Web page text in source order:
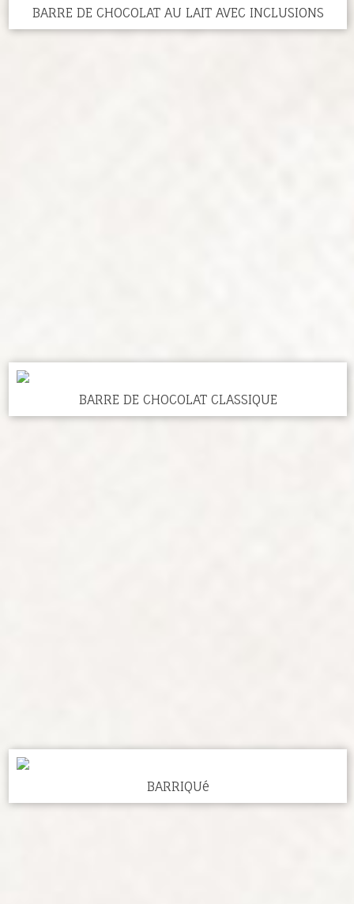
BARRE DE CHOCOLAT AU LAIT AVEC INCLUSIONS
BARRE DE CHOCOLAT CLASSIQUE
BARRIQUé